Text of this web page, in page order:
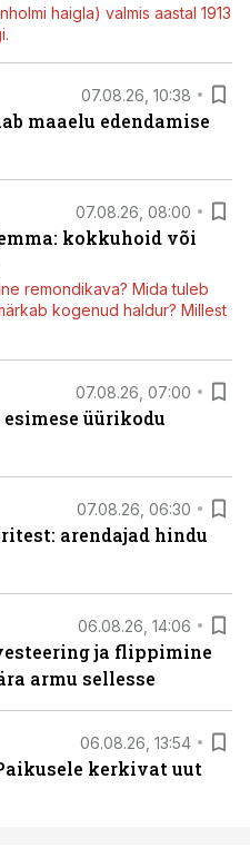
haigla) valmis aastal 1913
07.08.26, 10:38
maaelu edendamise
07.08.26, 08:00
kokkuhoid või
remondikava? Mida tuleb
kogenud haldur? Millest
07.08.26, 07:00
üürikodu
07.08.26, 06:30
arendajad hindu
06.08.26, 14:06
ja flippimine
armu sellesse
06.08.26, 13:54
kerkivat uut